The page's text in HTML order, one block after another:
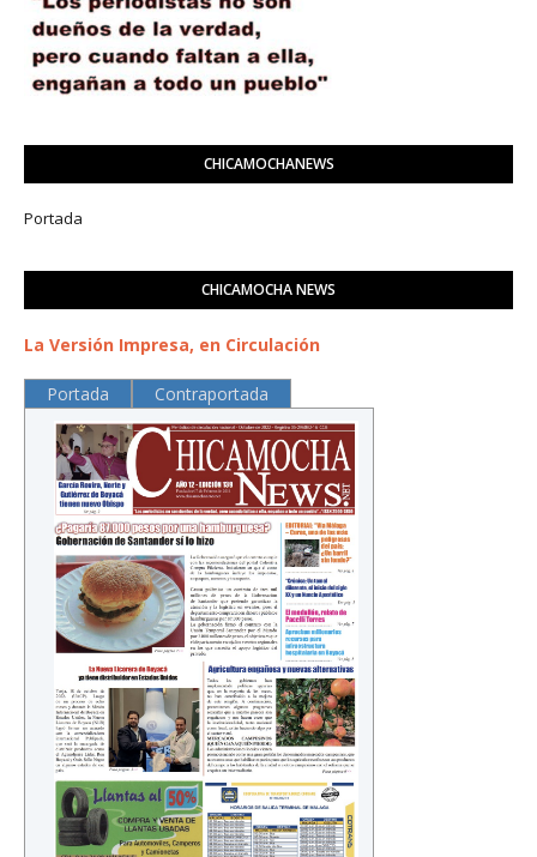
CHICAMOCHANEWS
Portada
CHICAMOCHA NEWS
La Versión Impresa, en Circulación
Portada Contraportada